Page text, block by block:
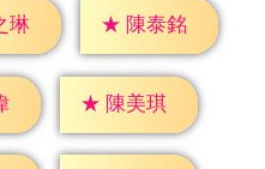
琳 ★ 陳泰銘
★ 陳美琪